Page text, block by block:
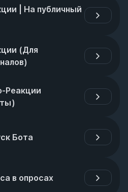
| На публичный
(Для
Реакции
Бота
в опросах